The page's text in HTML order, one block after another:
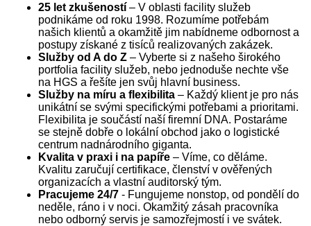
25 let zkušeností – V oblasti facility služeb
podnikáme od roku 1998. Rozumíme potřebám
našich klientů a okamžitě jim nabídneme odbornost a
postupy získané z tisíců realizovaných zakázek.
Služby od A do Z – Vyberte si z našeho širokého
portfolia facility služeb, nebo jednoduše nechte vše
na HGS a řešíte jen svůj hlavní business.
Služby na míru a flexibilita – Každý klient je pro nás
unikátní se svými specifickými potřebami a prioritami.
Flexibilita je součástí naší firemní DNA. Postaráme
se stejně dobře o lokální obchod jako o logistické
centrum nadnárodního giganta.
Kvalita v praxi i na papíře – Víme, co děláme.
Kvalitu zaručují certifikace, členství v ověřených
organizacích a vlastní auditorský tým.
Pracujeme 24/7 - Fungujeme nonstop, od pondělí do
neděle, ráno i v noci. Okamžitý zásah pracovníka
nebo odborný servis je samozřejmostí i ve svátek.